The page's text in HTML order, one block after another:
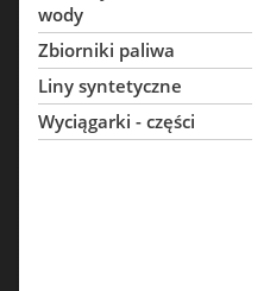
wody
Zbiorniki paliwa
Liny syntetyczne
Wyciągarki - części